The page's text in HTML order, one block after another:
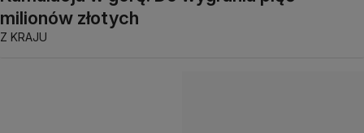
milionów złotych
Z KRAJU